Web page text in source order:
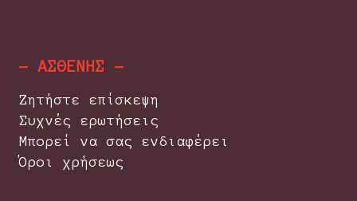
- ΑΣΘΕΝΗΣ -
Ζητήστε επίσκεψη
Συχνές ερωτήσεις
Μπορεί να σας ενδιαφέρει
Όροι χρήσεως